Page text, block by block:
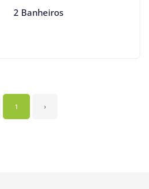
2 Banheiros
1 ›